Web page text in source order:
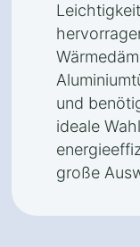
und
ideale
große